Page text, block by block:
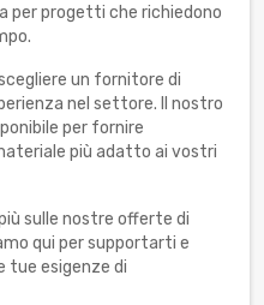
per progetti che richiedono
un fornitore di
nel settore. Il nostro
per fornire
più adatto ai vostri
sulle nostre offerte di
qui per supportarti e
tue esigenze di